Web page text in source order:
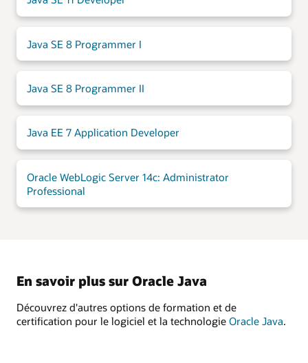
Java SE 8 Programmer I
Java SE 8 Programmer II
Java EE 7 Application Developer
Oracle WebLogic Server 14c: Administrator
Professional
En savoir plus sur Oracle Java
Découvrez d'autres options de formation et de
certification pour le logiciel et la technologie Oracle Java.